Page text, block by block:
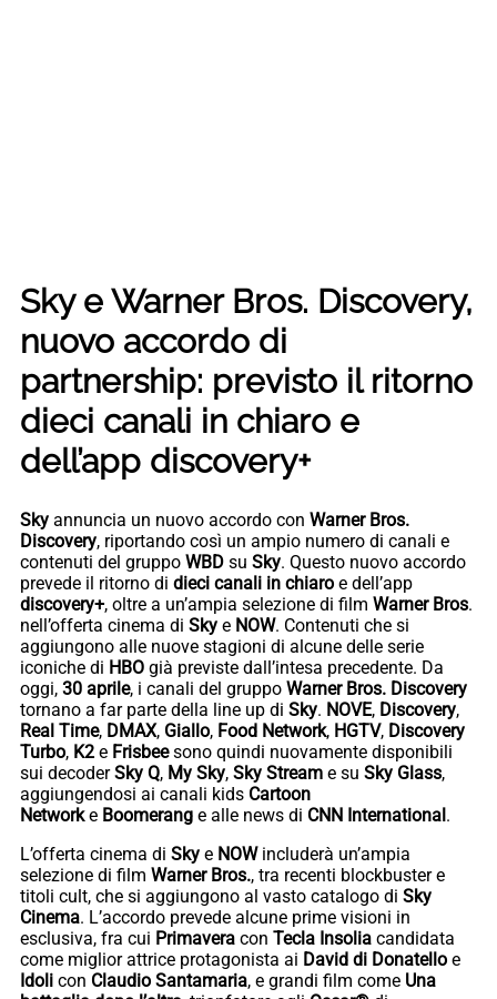
Sky e Warner Bros. Discovery,
nuovo accordo di
partnership: previsto il ritorno
dieci canali in chiaro e
dell’app discovery+
Sky annuncia un nuovo accordo con Warner Bros.
Discovery, riportando così un ampio numero di canali e
contenuti del gruppo WBD su Sky. Questo nuovo accordo
prevede il ritorno di dieci canali in chiaro e dell’app
discovery+, oltre a un’ampia selezione di film Warner Bros.
nell’offerta cinema di Sky e NOW. Contenuti che si
aggiungono alle nuove stagioni di alcune delle serie
iconiche di HBO già previste dall’intesa precedente. Da
oggi, 30 aprile, i canali del gruppo Warner Bros. Discovery
tornano a far parte della line up di Sky. NOVE, Discovery,
Real Time, DMAX, Giallo, Food Network, HGTV, Discovery
Turbo, K2 e Frisbeesono quindi nuovamente disponibili
sui decoderSky Q, My Sky, Sky Stream e su Sky Glass,
aggiungendosi ai canali kids Cartoon
Networke Boomerang e alle news di CNN International.
L’offerta cinema di Sky e NOWincluderà un’ampia
selezione di film Warner Bros., tra recenti blockbuster e
titoli cult, che si aggiungono al vasto catalogo di Sky
Cinema. L’accordo prevede alcune prime visioni in
esclusiva, fra cui Primavera con Tecla Insolia candidata
come miglior attrice protagonista ai David di Donatello e
Idoli con Claudio Santamaria, e grandi film come Una